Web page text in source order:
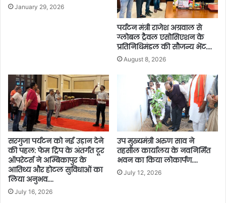
January 29, 2026
पर्यटन मंत्री राजेश अग्रवाल से
ग्लोबल ट्रैवल एसोसिएशन के
प्रतिनिधिमंडल की सौजन्य भेंट….
August 8, 2026
सरगुजा पर्यटन को नई उड़ान देने
की पहल: फेम ट्रिप के अंतर्गत टूर
ऑपरेटर्स ने अम्बिकापुर के
आतिथ्य और होटल सुविधाओं का
लिया अनुभव….
July 16, 2026
उप मुख्यमंत्री अरुण साव ने
तहसील कार्यालय के नवनिर्मित
भवन का किया लोकार्पण….
July 12, 2026